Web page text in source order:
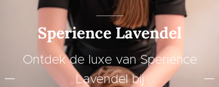
Sperience Lavendel
Ontdek de luxe van Sperience
Lavendel bij